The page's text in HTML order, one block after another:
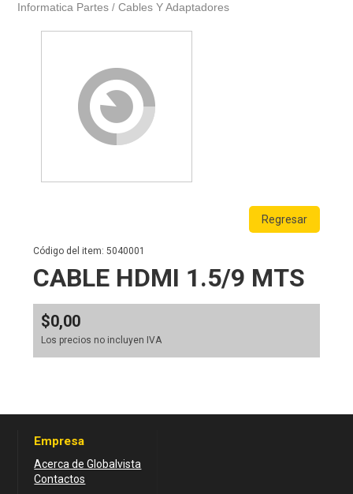
Informatica Partes Cables Y Adaptadores
Regresar
Código del item: 5040001
CABLE HDMI 1.5/9 MTS
$0,00
Los precios no incluyen IVA
Empresa
Acerca de Globalvista
Contactos